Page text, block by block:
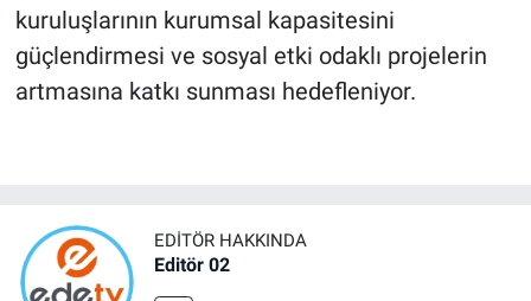
kuruluşlarının kurumsal kapasitesini
güçlendirmesi ve sosyal etki odaklı projelerin
artmasına katkı sunması hedefleniyor.
EDITÖR HAKKINDA
Editör 02